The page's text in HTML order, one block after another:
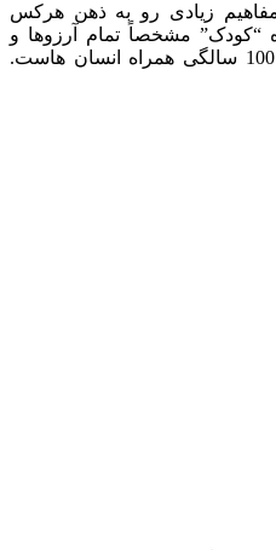
زیادی رو به ذهن هرکس
“کودک” مشخصاً تمام آرزوها و